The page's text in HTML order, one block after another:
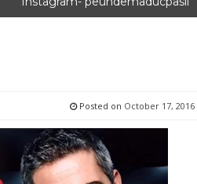
Posted on October 17, 2016